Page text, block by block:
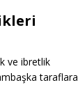
ve ibretlik
taraflara